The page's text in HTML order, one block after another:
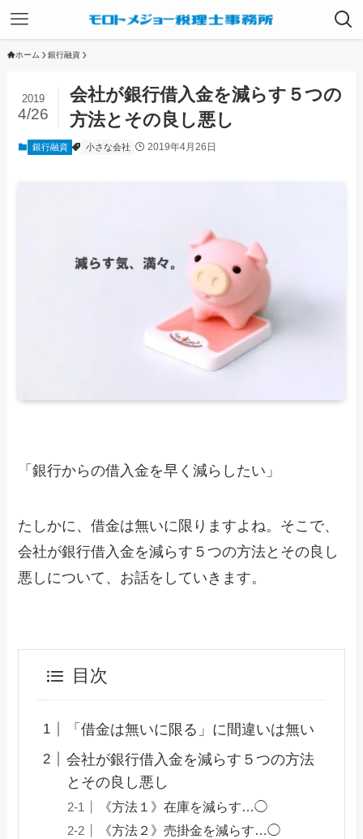
ホーム 銀行融資
会社が銀行借入金を減らす５つの
方法とその良し悪し
2019
4/26
銀行融資 小さな会社 2019年4月26日
「銀行からの借入金を早く減らしたい」
たしかに、借金は無いに限りますよね。そこで、
会社が銀行借入金を減らす５つの方法とその良し
悪しについて、お話をしていきます。
目次
「借金は無いに限る」に間違いは無い
会社が銀行借入金を減らす５つの方法
とその良し悪し
《方法１》在庫を減らす…◯
《方法２》売掛金を減らす…◯